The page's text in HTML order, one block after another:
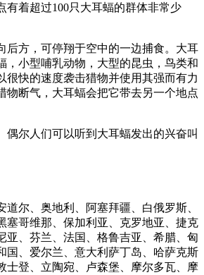
有着超过100只大耳蝠的群体非常少
后方，可停翔于空中的一边捕食。大耳
，小型哺乳动物，大型的昆虫，鸟类和
很快的速度袭击猎物并使用其强而有力
物断气，大耳蝠会把它带去另一个地点
偶尔人们可以听到大耳蝠发出的兴奋叫
道尔、奥地利、阿塞拜疆、白俄罗斯、
塞哥维那、保加利亚、克罗地亚、捷克
亚、芬兰、法国、格鲁吉亚、希腊、匈
国、爱尔兰、意大利萨丁岛、哈萨克斯
士登、立陶宛、卢森堡、摩尔多瓦、摩